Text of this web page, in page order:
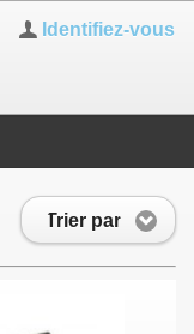
Identifiez-vous
Trier par